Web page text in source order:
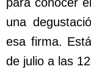
una
esa firma.
de julio a las